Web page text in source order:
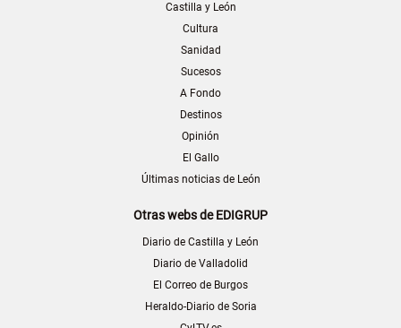
Castilla y León
Cultura
Sanidad
Sucesos
A Fondo
Destinos
Opinión
El Gallo
Últimas noticias de León
Otras webs de EDIGRUP
Diario de Castilla y León
Diario de Valladolid
El Correo de Burgos
Heraldo-Diario de Soria